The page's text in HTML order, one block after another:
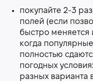
покупайте 2-3
полей (если
быстро
когда
полностью
погодных
разных варианта